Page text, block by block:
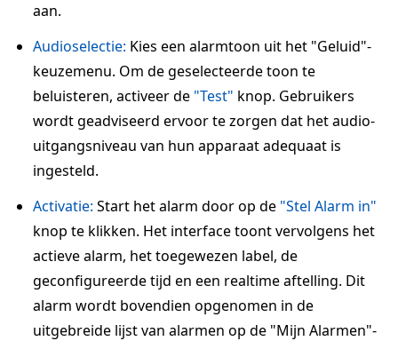
aan.
Audioselectie: Kies een alarmtoon uit het "Geluid"-
keuzemenu. Om de geselecteerde toon te
beluisteren, activeer de "Test" knop. Gebruikers
wordt geadviseerd ervoor te zorgen dat het audio-
uitgangsniveau van hun apparaat adequaat is
ingesteld.
Activatie: Start het alarm door op de "Stel Alarm in"
knop te klikken. Het interface toont vervolgens het
actieve alarm, het toegewezen label, de
geconfigureerde tijd en een realtime aftelling. Dit
alarm wordt bovendien opgenomen in de
uitgebreide lijst van alarmen op de "Mijn Alarmen"-